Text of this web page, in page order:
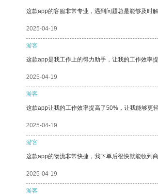
这款app的客服非常专业，遇到问题总是能够及时
2025-04-19
游客
这款app是我工作上的得力助手，让我的工作效率
2025-04-19
游客
这款app让我的工作效率提高了50%，让我能够更
2025-04-19
游客
这款app的物流非常快捷，我下单后很快就能收到商
2025-04-19
游客